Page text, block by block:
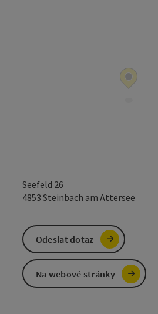
Seefeld 26
4853 Steinbach am Attersee
Odeslat dotaz
Na webové stránky